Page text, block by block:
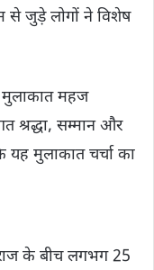
से जुड़े लोगों ने विशेष
मुलाकात महज
श्रद्धा, सम्मान और
यह मुलाकात चर्चा का
के बीच लगभग 25